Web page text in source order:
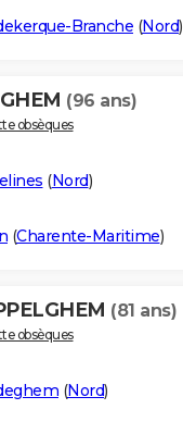
Branche (Nord)
(96 ans)
obsèques
(Nord)
(Charente-Maritime)
(81 ans)
obsèques
(Nord)